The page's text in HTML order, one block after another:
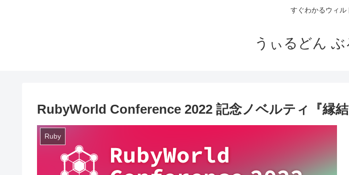
すぐわかるウィル
うぃるどん
RubyWorld Conference 2022 記念ノベルティ『縁結
Ruby